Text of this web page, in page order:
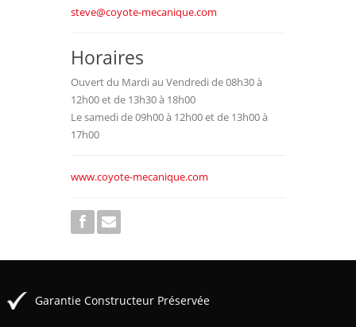
steve@coyote-mecanique.com
Horaires
Ouvert du Mardi au Vendredi de 08h30 à
12h00 et de 13h30 à 18h00
Le samedi de 09h00 à 12h00 et de 13h00 à
17h00
www.coyote-mecanique.com
Garantie Constructeur Préservée